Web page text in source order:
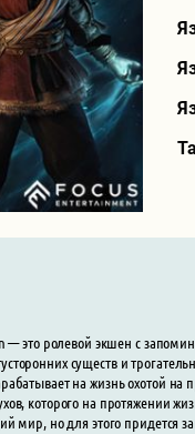
— это ролевой экшен с
существ и
на жизнь охотой
которого на протяжении
мир, но для этого придется